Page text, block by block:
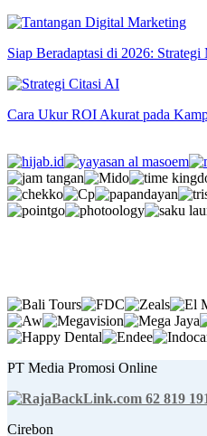
Siap Beradaptasi di 2026:
Cara Ukur ROI Akurat pada
PT Media Promosi Online
62 819
Cirebon